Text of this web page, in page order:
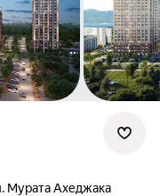
Мурата Ахеджака